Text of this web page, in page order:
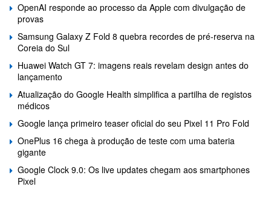
OpenAI responde ao processo da Apple com divulgação de
provas
Samsung Galaxy Z Fold 8 quebra recordes de pré-reserva na
Coreia do Sul
Huawei Watch GT 7: imagens reais revelam design antes do
lançamento
Atualização do Google Health simplifica a partilha de registos
médicos
Google lança primeiro teaser oficial do seu Pixel 11 Pro Fold
OnePlus 16 chega à produção de teste com uma bateria
gigante
Google Clock 9.0: Os live updates chegam aos smartphones
Pixel